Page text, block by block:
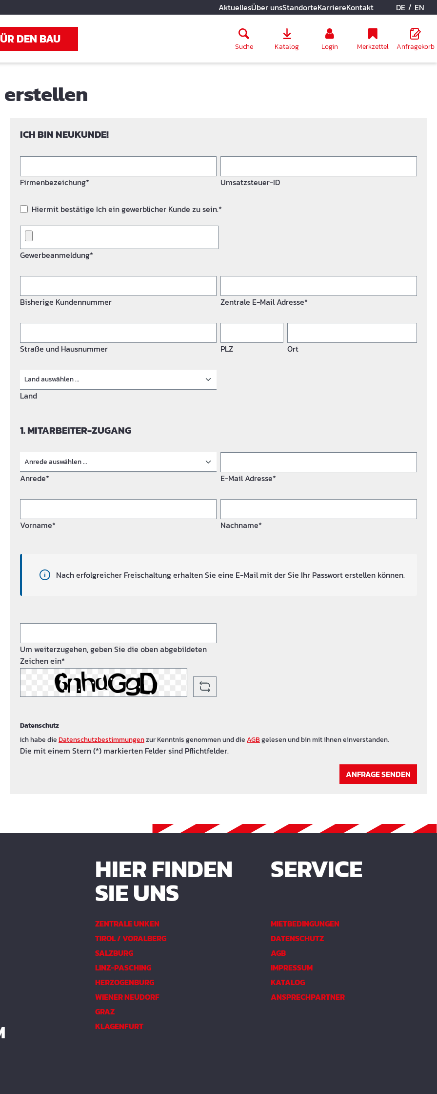
AktuellesÜber unsStandorteKarriereKontakt DE / EN
DEN BAU Suche Katalog Login Merkzettel Anfragekorb
ICH BIN NEUKUNDE!
Firmenbezeichung* Umsatzsteuer-ID
Hiermit bestätige Ich ein gewerblicher Kunde zu sein.*
Gewerbeanmeldung*
Bisherige Kundennummer Zentrale E-Mail Adresse*
Straße und Hausnummer PLZ Ort
Land
1. MITARBEITER-ZUGANG
Anrede* E-Mail Adresse*
Vorname* Nachname*
Nach erfolgreicher Freischaltung erhalten Sie eine E-Mail mit der Sie Ihr Passwort erstellen können.
Um weiterzugehen, geben Sie die oben abgebildeten
Zeichen ein*
Datenschutz
Ich habe dieDatenschutzbestimmungenzur Kenntnis genommen und dieAGBgelesen und bin mit ihnen einverstanden.
Die mit einem Stern (*) markierten Felder sind Pflichtfelder.
ANFRAGE SENDEN
HIER FINDEN
SIE UNS
ZENTRALE UNKEN
TIROL / VORALBERG
SALZBURG
LINZ-PASCHING
HERZOGENBURG
WIENER NEUDORF
GRAZ
KLAGENFURT
SERVICE
MIETBEDINGUNGEN
DATENSCHUTZ
AGB
IMPRESSUM
KATALOG
ANSPRECHPARTNER